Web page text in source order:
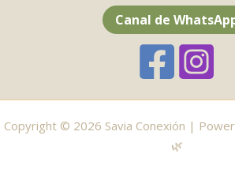
Canal de
Copyright © 2026 Savia Conexión |
🌿